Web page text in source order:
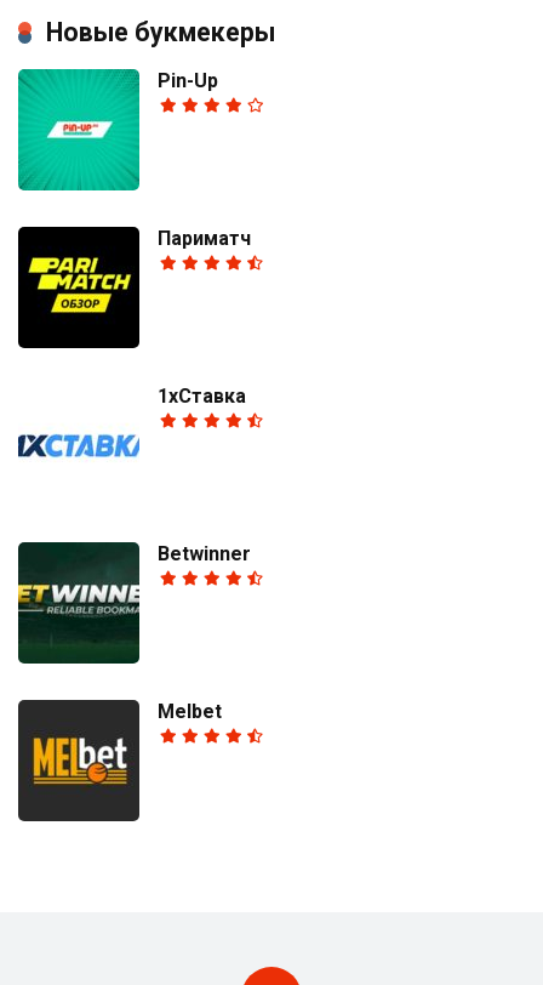
Новые букмекеры
Pin-Up
Париматч
1хСтавка
Betwinner
Melbet